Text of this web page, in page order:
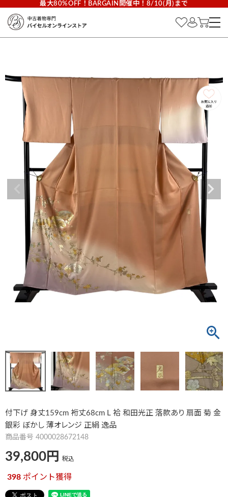
最大80%OFF！BARGAIN開催中！8/10(月)まで
付下げ 身丈159cm 裄丈68cm L 袷 和田光正 落款あり 扇面 菊 金
銀彩 ぼかし 薄オレンジ 正絹 逸品
商品番号 4000028672148
39,800 税込
398 ポイント獲得